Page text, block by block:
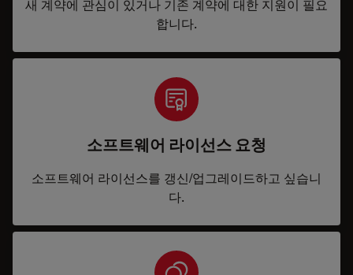
새 계약에 관심이 있거나 기존 계약에 대한 지원이 필요
합니다.
소프트웨어 라이선스 요청
소프트웨어 라이선스를 갱신/업그레이드하고 싶습니
다.